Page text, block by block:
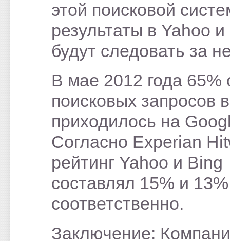
этой поисковой
результаты в Yahoo
будут следовать за
В мае 2012 года 65%
поисковых запросов
приходилось на
Согласно Experian
рейтинг Yahoo и Bing
составлял 15% и 13%
соответственно.
Заключение: